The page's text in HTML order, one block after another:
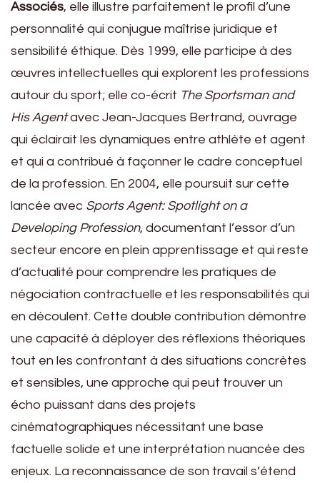
Associés, elle illustre parfaitement le profil d’une
personnalité qui conjugue maîtrise juridique et
sensibilité éthique. Dès 1999, elle participe à des
œuvres intellectuelles qui explorent les professions
autour du sport; elle co-écrit The Sportsman and
His Agentavec Jean-Jacques Bertrand, ouvrage
qui éclairait les dynamiques entre athlète et agent
et qui a contribué à façonner le cadre conceptuel
de la profession. En 2004, elle poursuit sur cette
lancée avec Sports Agent: Spotlight on a
Developing Profession, documentant l’essor d’un
secteur encore en plein apprentissage et qui reste
d’actualité pour comprendre les pratiques de
négociation contractuelle et les responsabilités qui
en découlent. Cette double contribution démontre
une capacité à déployer des réflexions théoriques
tout en les confrontant à des situations concrètes
et sensibles, une approche qui peut trouver un
écho puissant dans des projets
cinématographiques nécessitant une base
factuelle solide et une interprétation nuancée des
enjeux. La reconnaissance de son travail s’étend